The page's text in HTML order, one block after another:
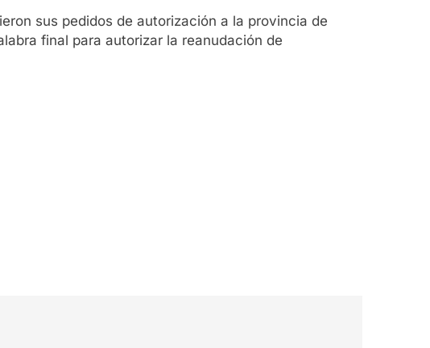
sus pedidos de autorización a la provincia de
final para autorizar la reanudación de